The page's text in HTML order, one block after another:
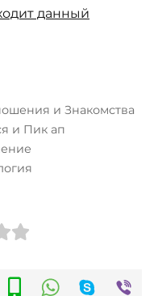
данный
и Знакомства
и Пик ап